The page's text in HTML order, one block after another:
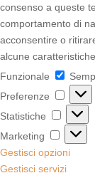
consenso a queste
comportamento di
acconsentire o
alcune
Funzionale
Preferenze
Statistiche
Marketing
Gestisci opzioni
Gestisci servizi